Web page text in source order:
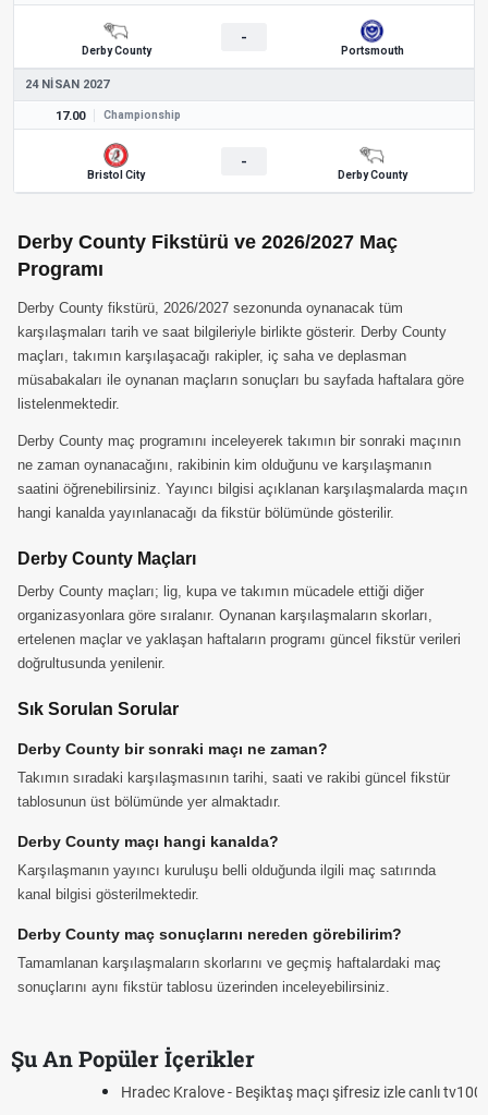
Derby County
-
Portsmouth
24 NISAN 2027
17.00 Championship
Bristol City
-
Derby County
Derby County Fikstürü ve 2026/2027 Maç
Programı
Derby County fikstürü, 2026/2027 sezonunda oynanacak tüm
karşılaşmaları tarih ve saat bilgileriyle birlikte gösterir. Derby County
maçları, takımın karşılaşacağı rakipler, iç saha ve deplasman
müsabakaları ile oynanan maçların sonuçları bu sayfada haftalara göre
listelenmektedir.
Derby County maç programını inceleyerek takımın bir sonraki maçının
ne zaman oynanacağını, rakibinin kim olduğunu ve karşılaşmanın
saatini öğrenebilirsiniz. Yayıncı bilgisi açıklanan karşılaşmalarda maçın
hangi kanalda yayınlanacağı da fikstür bölümünde gösterilir.
Derby County Maçları
Derby County maçları; lig, kupa ve takımın mücadele ettiği diğer
organizasyonlara göre sıralanır. Oynanan karşılaşmaların skorları,
ertelenen maçlar ve yaklaşan haftaların programı güncel fikstür verileri
doğrultusunda yenilenir.
Sık Sorulan Sorular
Derby County bir sonraki maçı ne zaman?
Takımın sıradaki karşılaşmasının tarihi, saati ve rakibi güncel fikstür
tablosunun üst bölümünde yer almaktadır.
Derby County maçı hangi kanalda?
Karşılaşmanın yayıncı kuruluşu belli olduğunda ilgili maç satırında
kanal bilgisi gösterilmektedir.
Derby County maç sonuçlarını nereden görebilirim?
Tamamlanan karşılaşmaların skorlarını ve geçmiş haftalardaki maç
sonuçlarını aynı fikstür tablosu üzerinden inceleyebilirsiniz.
Şu An Popüler İçerikler
Hradec Kralove - Beşiktaş maçı şifresiz izle canlı tv100 linki